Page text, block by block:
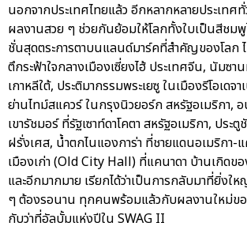
นอกจากประเทศไทยแล้ว อีกหลากหลายประเทศ
ผลงานสวย ๆ ช่วยกันย้อมให้โลกทั้งใบเป็นสีชม
ชั่นสุดตระการตาบนแลนด์มาร์คที่สำคัญของโลก
ตึกระฟ้าใจกลางเมืองเซี่ยงไฮ้ ประเทศจีน, นัมซา
เกาหลีใต้, ประติมากรรมพระเยซู ในเมืองรีโอเดจ
ย่านไทม์สแควร์ ในกรุงนิวยอร์ก สหรัฐอเมริกา,
เขารัชมอร์ ที่รัฐเซาท์ดาโคตา สหรัฐอเมริกา, ประ
ฝรั่งเศส, น้ำตกไนแองการ่า ที่ชายแดนอเมริกา-แ
เมืองเก่า (Old City Hall) ที่แคนาดา บ้านเกิด
และอีกมากมาย เรียกได้ว่าเป็นการกลับมาที่ยิ่ง
ๆ ต้องรอนาน ทุกคนพร้อมแล้วกับผลงานใหม่ข
กับว่าที่อัลบั้มแห่งปีใน SWAG II